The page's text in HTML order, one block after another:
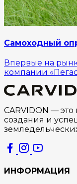
Самоходный
Впервые на
компании
CARVIDON —
создания и
ИНФОРМАЦИЯ